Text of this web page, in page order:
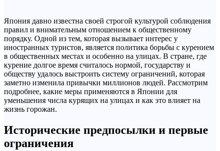
Япония давно известна своей строгой культурой соблюдения
правил и внимательным отношением к общественному
порядку. Одной из тем, которая вызывает интерес у
иностранных туристов, является политика борьбы с курением
в общественных местах и особенно на улицах. В стране, где
курение долгое время считалось нормой, государству и
обществу удалось выстроить систему ограничений, которая
заметно изменила привычки миллионов людей. Рассмотрим
подробнее, какие меры применяются в Японии для
уменьшения числа курящих на улицах и как это влияет на
жизнь горожан.
Исторические предпосылки и первые
ограничения